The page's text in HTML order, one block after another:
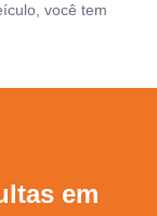
você tem
em